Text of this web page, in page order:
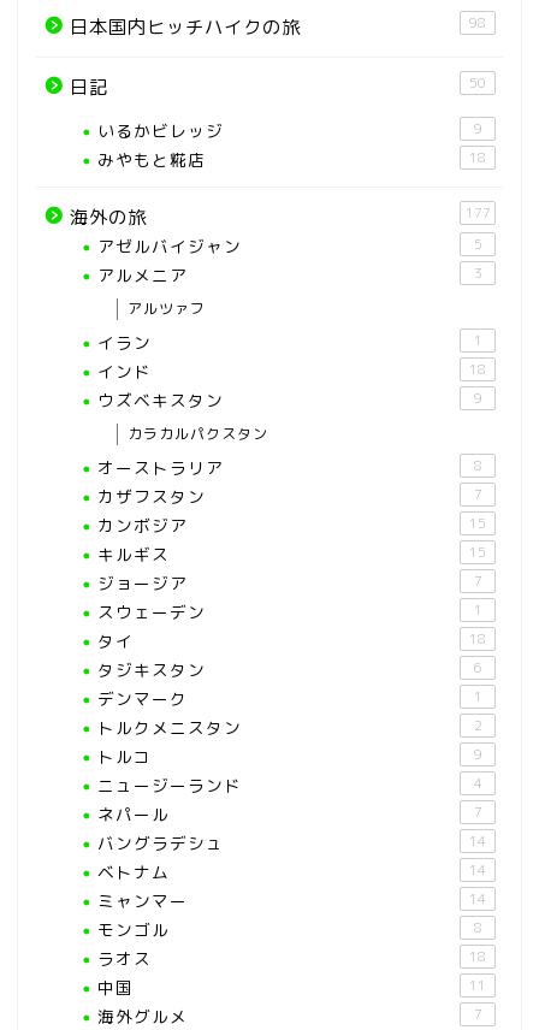
日本国内ヒッチハイクの旅 98
日記 50
いるかビレッジ 9
みやもと糀店 18
海外の旅 177
アゼルバイジャン 5
アルメニア 3
アルツァフ
イラン 1
インド 18
ウズベキスタン 9
カラカルパクスタン
オーストラリア 8
カザフスタン 7
カンボジア 15
キルギス 15
ジョージア 7
スウェーデン 1
タイ 18
タジキスタン 6
デンマーク 1
トルクメニスタン 2
トルコ 9
ニュージーランド 4
ネパール 7
バングラデシュ 14
ベトナム 14
ミャンマー 14
モンゴル 8
ラオス 18
中国 11
海外グルメ 7